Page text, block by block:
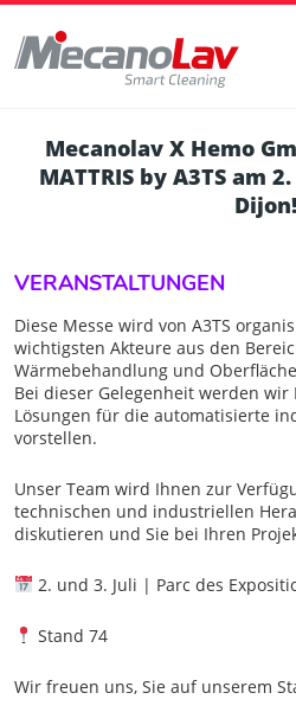
Mecanolav X Hemo
MATTRIS by A3TS am
Dijon!
VERANSTALTUNGEN
Diese Messe wird von A3TS
wichtigsten Akteure aus den
Wärmebehandlung und
Bei dieser Gelegenheit werden
Lösungen für die automatisierte
vorstellen.
Unser Team wird Ihnen zur
technischen und industriellen
diskutieren und Sie bei Ihren
2. und 3. Juli | Parc des
Stand 74
Wir freuen uns, Sie auf unserem